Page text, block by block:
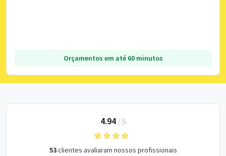
Orçamentos em até 60 minutos
4.94/ 5
53clientes avaliaram nossos profissionais